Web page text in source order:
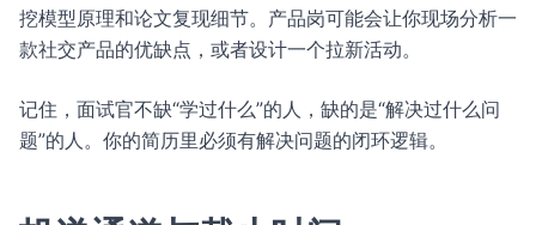
挖模型原理和论文复现细节。产品岗可能会让你现场分析一
款社交产品的优缺点，或者设计一个拉新活动。
记住，面试官不缺“学过什么”的人，缺的是“解决过什么问
题”的人。你的简历里必须有解决问题的闭环逻辑。